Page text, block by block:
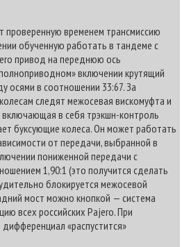
проверенную временем трансмиссию
обученную работать в тандеме с
привод на переднюю ось
включении крутящий
осями в соотношении 33:67. За
следят межосевая вискомуфта и
включающая в себя трэкшн-контроль
буксующие колеса. Он может работать
от передачи, выбранной в
пониженной передачи с
1,90:1 (это получится сделать
блокируется межосевой
мост можно кнопкой — система
всех российских Pajero. При
«распустится»